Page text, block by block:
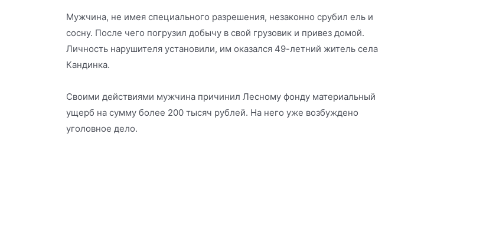
Мужчина, не имея специального разрешения, незаконно срубил ель и
сосну. После чего погрузил добычу в свой грузовик и привез домой.
Личность нарушителя установили, им оказался 49-летний житель села
Кандинка.
Своими действиями мужчина причинил Лесному фонду материальный
ущерб на сумму более 200 тысяч рублей. На него уже возбуждено
уголовное дело.